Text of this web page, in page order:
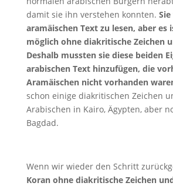
damit sie ihn verstehen konnten.
aramäischen Text zu lesen, aber es
möglich ohne diakritische Zeichen
Deshalb mussten sie diese beiden
arabischen Text hinzufügen, die
Aramäischen nicht vorhanden
schon einige diakritischen Zeichen
Arabischen in Kairo, Ägypten, aber
Bagdad.
Wenn wir wieder den Schritt
Koran ohne diakritische Zeichen